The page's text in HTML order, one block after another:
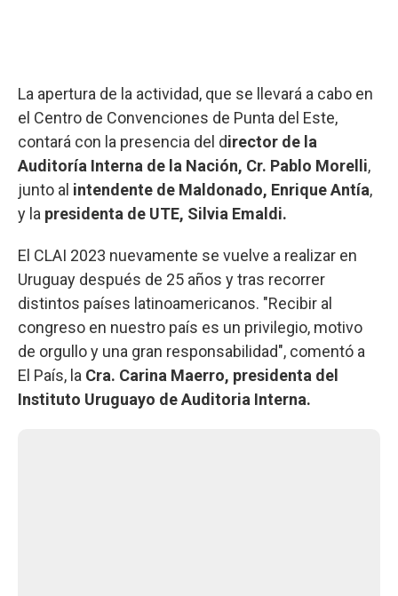
La apertura de la actividad, que se llevará a cabo en
el Centro de Convenciones de Punta del Este,
contará con la presencia del director de la
Auditoría Interna de la Nación, Cr. Pablo Morelli,
junto al intendente de Maldonado, Enrique Antía,
y la presidenta de UTE, Silvia Emaldi.
El CLAI 2023 nuevamente se vuelve a realizar en
Uruguay después de 25 años y tras recorrer
distintos países latinoamericanos. "Recibir al
congreso en nuestro país es un privilegio, motivo
de orgullo y una gran responsabilidad", comentó a
El País, la Cra. Carina Maerro, presidenta del
Instituto Uruguayo de Auditoria Interna.